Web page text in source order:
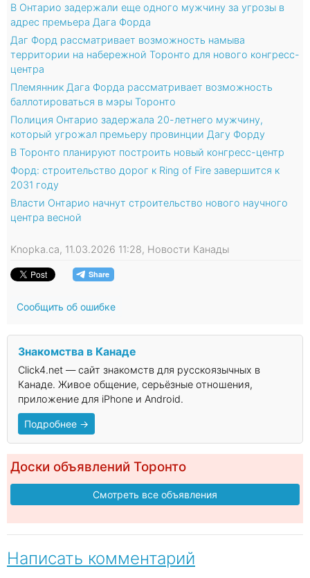
В Онтарио задержали еще одного мужчину за угрозы в
адрес премьера Дага Форда
Даг Форд рассматривает возможность намыва
территории на набережной Торонто для нового конгресс-
центра
Племянник Дага Форда рассматривает возможность
баллотироваться в мэры Торонто
Полиция Онтарио задержала 20-летнего мужчину,
который угрожал премьеру провинции Дагу Форду
В Торонто планируют построить новый конгресс-центр
Форд: строительство дорог к Ring of Fire завершится к
2031 году
Власти Онтарио начнут строительство нового научного
центра весной
Knopka.ca, 11.03.2026 11:28, Новости Канады
Сообщить об ошибке
Знакомства в Канаде
Click4.net — сайт знакомств для русскоязычных в
Канаде. Живое общение, серьёзные отношения,
приложение для iPhone и Android.
Подробнее →
Доски объявлений Торонто
Смотреть все объявления
Написать комментарий